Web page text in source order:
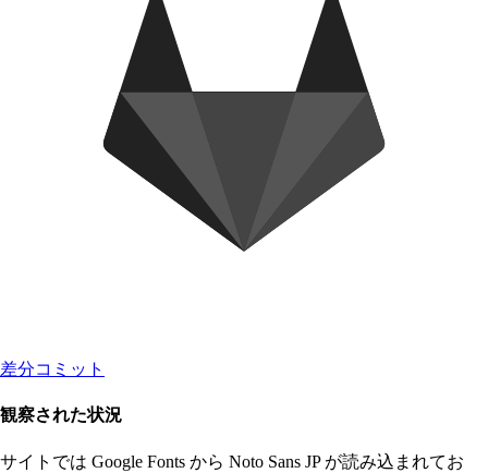
差分コミット
観察された状況
サイトでは Google Fonts から Noto Sans JP が読み込まれてお